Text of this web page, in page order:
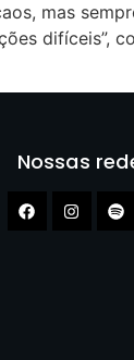
mas
difíceis”,
Nossas